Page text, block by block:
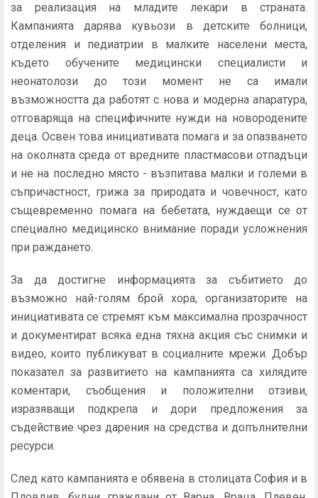
за реализация на младите лекари в страната.
Кампанията дарява кувьози в детските болници,
отделения и педиатрии в малките населени места,
където обучените медицински специалисти и
неонатолози до този момент не са имали
възможността да работят с нова и модерна апаратура,
отговаряща на специфичните нужди на новородените
деца. Освен това инициативата помага и за опазването
на околната среда от вредните пластмасови отпадъци
и не на последно място - възпитава малки и големи в
съпричастност, грижа за природата и човечност, като
същевременно помага на бебетата, нуждаещи се от
специално медицинско внимание поради усложнения
при раждането.
За да достигне информацията за събитието до
възможно най-голям брой хора, организаторите на
инициативата се стремят към максимална прозрачност
и документират всяка една тяхна акция със снимки и
видео, които публикуват в социалните мрежи. Добър
показател за развитието на кампанията са хилядите
коментари, съобщения и положителни отзиви,
изразяващи подкрепа и дори предложения за
съдействие чрез дарения на средства и допълнителни
ресурси.
След като кампанията е обявена в столицата София и в